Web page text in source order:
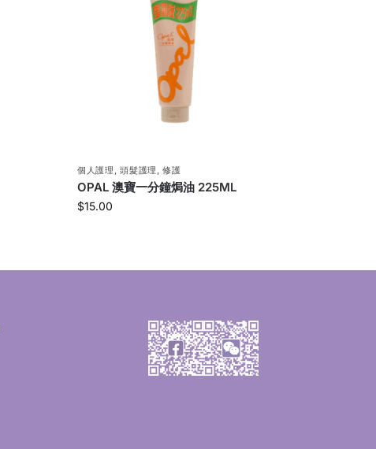
個人護理 ,頭髮護理 ,修護
OPAL 澳寶一分鐘焗油 225ML
$15.00